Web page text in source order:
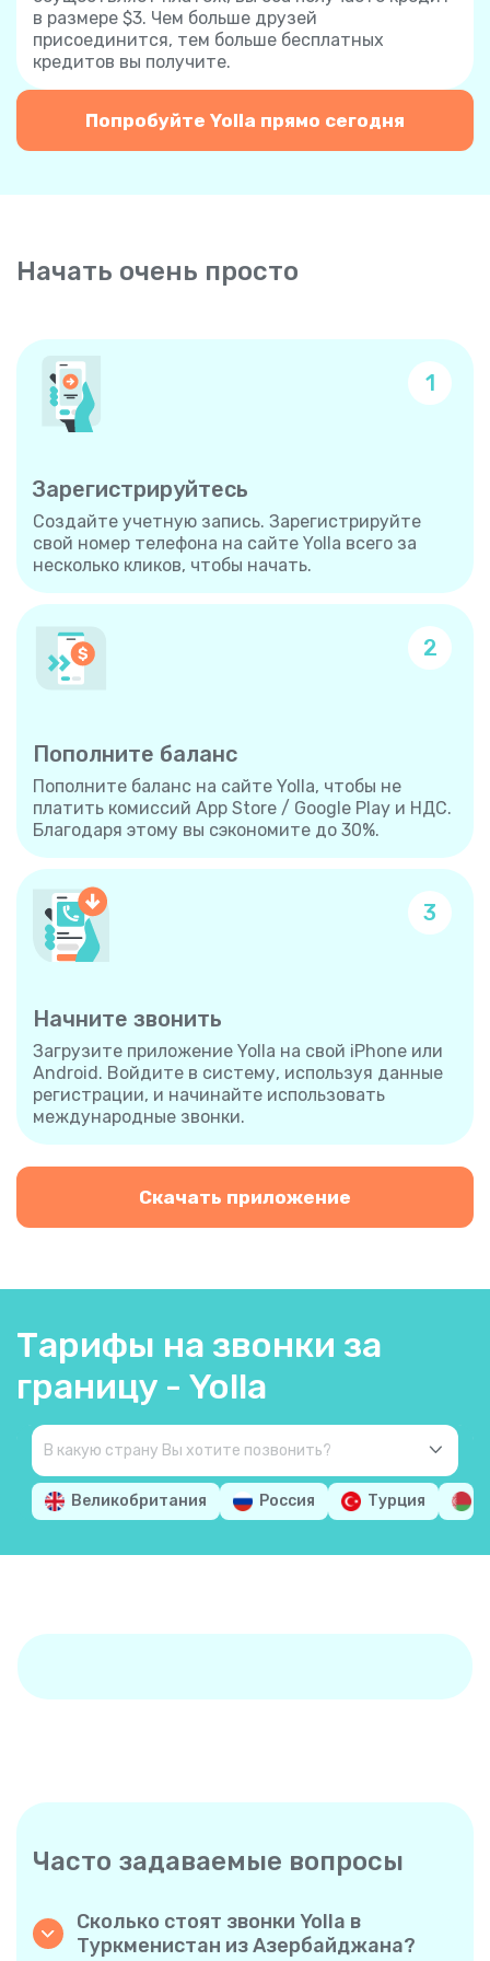
в размере $3. Чем больше друзей
присоединится, тем больше бесплатных
кредитов вы получите.
Попробуйте Yolla прямо сегодня
Начать очень просто
1
Зарегистрируйтесь
Создайте учетную запись. Зарегистрируйте
свой номер телефона на сайте Yolla всего за
несколько кликов, чтобы начать.
2
Пополните баланс
Пополните баланс на сайте Yolla, чтобы не
платить комиссий App Store / Google Play и НДС.
Благодаря этому вы сэкономите до 30%.
3
Начните звонить
Загрузите приложение Yolla на свой iPhone или
Android. Войдите в систему, используя данные
регистрации, и начинайте использовать
международные звонки.
Скачать приложение
Тарифы на звонки за
границу - Yolla
Великобритания Россия Турция
Часто задаваемые вопросы
Сколько стоят звонки Yolla в
Туркменистан из Азербайджана?